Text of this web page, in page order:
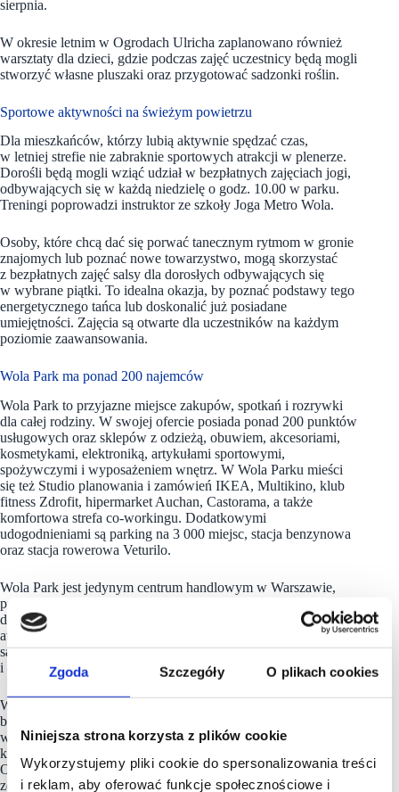
Zgoda Szczegóły O plikach cookies
Niniejsza strona korzysta z plików cookie
Wykorzystujemy pliki cookie do spersonalizowania treści
i reklam, aby oferować funkcje społecznościowe i
sierpnia.
W okresie letnim w Ogrodach Ulricha zaplanowano również
warsztaty dla dzieci, gdzie podczas zajęć uczestnicy będą mogli
stworzyć własne pluszaki oraz przygotować sadzonki roślin.
Sportowe aktywności na świeżym powietrzu
Dla mieszkańców, którzy lubią aktywnie spędzać czas,
w letniej strefie nie zabraknie sportowych atrakcji w plenerze.
Dorośli będą mogli wziąć udział w bezpłatnych zajęciach jogi,
odbywających się w każdą niedzielę o godz. 10.00 w parku.
Treningi poprowadzi instruktor ze szkoły Joga Metro Wola.
Osoby, które chcą dać się porwać tanecznym rytmom w gronie
znajomych lub poznać nowe towarzystwo, mogą skorzystać
z bezpłatnych zajęć salsy dla dorosłych odbywających się
w wybrane piątki. To idealna okazja, by poznać podstawy tego
energetycznego tańca lub doskonalić już posiadane
umiejętności. Zajęcia są otwarte dla uczestników na każdym
poziomie zaawansowania.
Wola Park ma ponad 200 najemców
Wola Park to przyjazne miejsce zakupów, spotkań i rozrywki
dla całej rodziny. W swojej ofercie posiada ponad 200 punktów
usługowych oraz sklepów z odzieżą, obuwiem, akcesoriami,
kosmetykami, elektroniką, artykułami sportowymi,
spożywczymi i wyposażeniem wnętrz. W Wola Parku mieści
się też Studio planowania i zamówień IKEA, Multikino, klub
fitness Zdrofit, hipermarket Auchan, Castorama, a także
komfortowa strefa co-workingu. Dodatkowymi
udogodnieniami są parking na 3 000 miejsc, stacja benzynowa
oraz stacja rowerowa Veturilo.
Wola Park jest jedynym centrum handlowym w Warszawie,
przy którym zlokalizowany jest skwer – Park Ulricha, czyli
dawny ogród pokazowy rodziny Ulrichów. Największą
atrakcją tego miejsca są rzadkie gatunki drzew. Część z nich
sadzona była jeszcze w XIX wieku. Park jest miejscem spotkań
i odpoczynku mieszkańców dzielnicy.
Wola Park jest otwarty na potrzeby lokalnej społeczności. Chce
być blisko codziennych spraw mieszkańców – w tym celu
współpracuje z władzami dzielnicy i lokalnymi instytucjami
kulturalnymi oraz aktywnie włącza się w życie Woli i Bemowa.
Od kilku lat priorytetowe dla Wola Parku są tematy związane
ze zrównoważonym rozwojem, ekologią, zmianami klimatu